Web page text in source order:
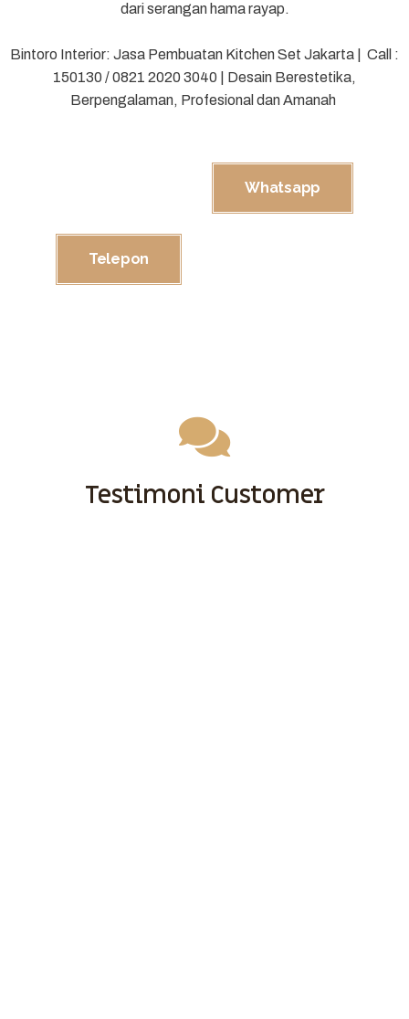
dari serangan hama rayap.
Bintoro Interior: Jasa Pembuatan Kitchen Set Jakarta | Call :
150130 / 0821 2020 3040 | Desain Berestetika,
Berpengalaman, Profesional dan Amanah
Whatsapp
Telepon
Testimoni Customer